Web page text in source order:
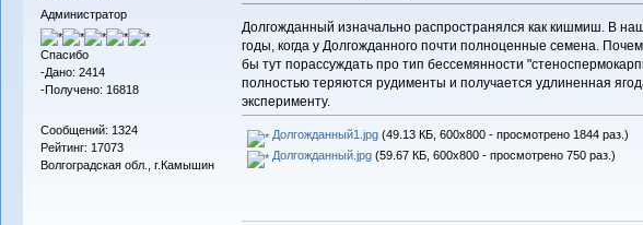
Администратор
Спасибо
-Дано: 2414
-Получено: 16818
Сообщений: 1324
Рейтинг: 17073
Волгоградская обл., г.Камышин
Долгожданный изначально распространялся как кишмиш. В
годы, когда у Долгожданного почти полноценные семена.
бы тут порассуждать про тип бессемянности
полностью теряются рудименты и получается удлиненная
эксперименту.
Долгожданный1.jpg(49.13 КБ, 600x800 - просмотрено 1844 раз.)
Долгожданный.jpg(59.67 КБ, 600x800 - просмотрено 750 раз.)